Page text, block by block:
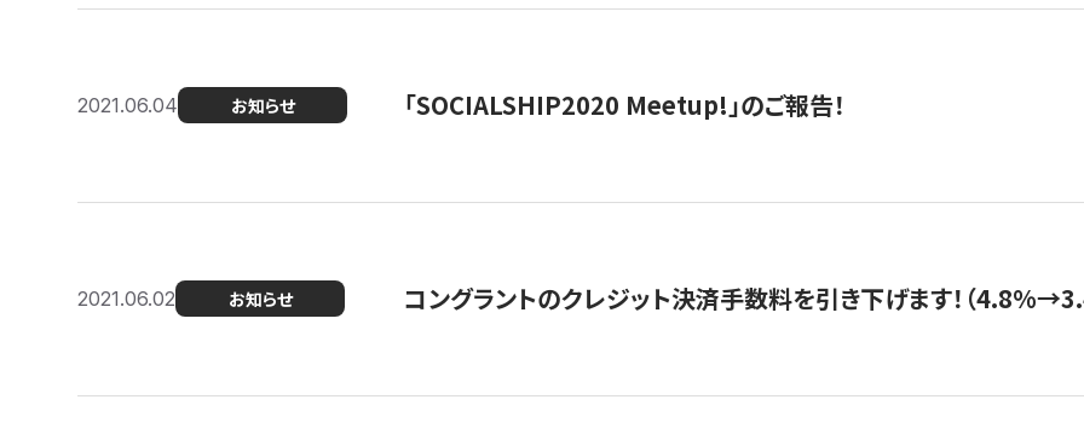
2021.06.04 お知らせ 「SOCIALSHIP2020 Meetup!」のご報告！
2021.06.02 お知らせ コングラントのクレジット決済手数料を引き下げます！（